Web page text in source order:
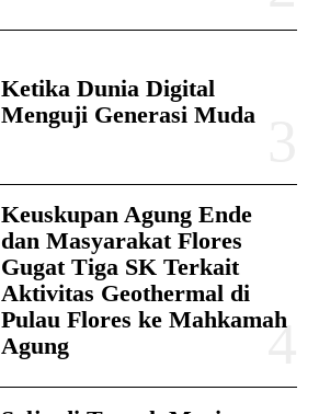
Ketika Dunia Digital
Menguji Generasi Muda
Keuskupan Agung Ende
dan Masyarakat Flores
Gugat Tiga SK Terkait
Aktivitas Geothermal di
Pulau Flores ke Mahkamah
Agung